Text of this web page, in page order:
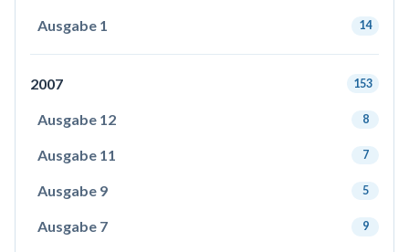
Ausgabe 1 14
2007 153
Ausgabe 12 8
Ausgabe 11 7
Ausgabe 9 5
Ausgabe 7 9